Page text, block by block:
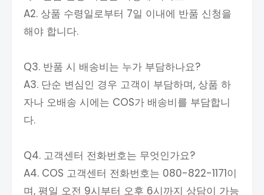
A2. 상품 수령일로부터 7일 이내에 반품 신청을
해야 합니다.
Q3. 반품 시 배송비는 누가 부담하나요?
A3. 단순 변심인 경우 고객이 부담하며, 상품 하
자나 오배송 시에는 COS가 배송비를 부담합니
다.
Q4. 고객센터 전화번호는 무엇인가요?
A4. COS 고객센터 전화번호는 080-822-1171이
며, 평일 오전 9시부터 오후 6시까지 상담이 가능